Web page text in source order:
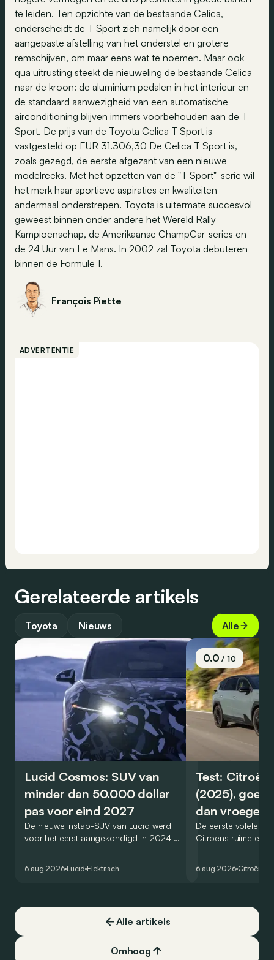
te leiden. Ten opzichte van de bestaande Celica,
onderscheidt de T Sport zich namelijk door een
aangepaste afstelling van het onderstel en grotere
remschijven, om maar eens wat te noemen. Maar ook
qua uitrusting steekt de nieuweling de bestaande Celica
naar de kroon: de aluminium pedalen in het interieur en
de standaard aanwezigheid van een automatische
airconditioning blijven immers voorbehouden aan de T
Sport. De prijs van de Toyota Celica T Sport is
vastgesteld op EUR 31.306,30 De Celica T Sport is,
zoals gezegd, de eerste afgezant van een nieuwe
modelreeks. Met het opzetten van de "T Sport"-serie wil
het merk haar sportieve aspiraties en kwaliteiten
andermaal onderstrepen. Toyota is uitermate succesvol
geweest binnen onder andere het Wereld Rally
Kampioenschap, de Amerikaanse ChampCar-series en
de 24 Uur van Le Mans. In 2002 zal Toyota debuteren
binnen de Formule 1.
François Piette
ADVERTENTIE
Gerelateerde artikels
Toyota Nieuws Alle
Lucid Cosmos: SUV van
minder dan 50.000 dollar
pas voor eind 2027
De nieuwe instap-SUV van Lucid werd
voor het eerst aangekondigd in 2024 en
constructeur vervoegen.
6 aug 2026 Lucid Elektrisch
0.0/ 10
Test: Citroën
(2025), goed
dan vroeger
De eerste
Citroëns ruime en
dat ook gelukt?
6 aug 2026 Citroën
Alle artikels
Omhoog